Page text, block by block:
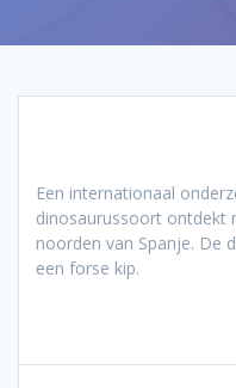
Een internationaal
dinosaurussoort ontdekt
noorden van Spanje. De
een forse kip.